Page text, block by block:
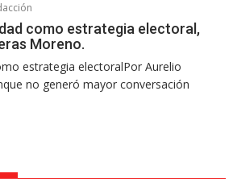
como estrategia electoral,
Moreno.
estrategia electoralPor Aurelio
no generó mayor conversación